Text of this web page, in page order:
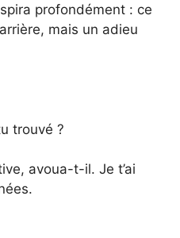
profondément : ce
mais un adieu
trouvé ?
avoua-t-il. Je t’ai